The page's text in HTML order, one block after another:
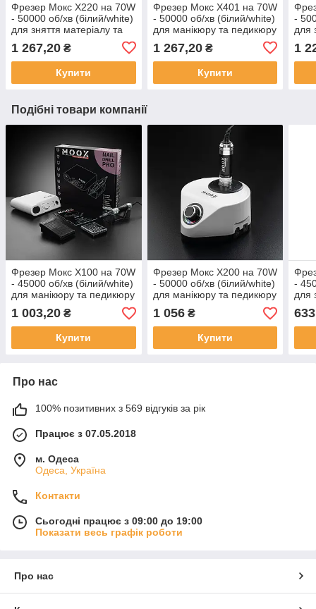
Фрезер Мокс X220 на 70W
- 50000 об/хв (білий/white)
для зняття матеріалу та
1 267,20 ₴
Купити
Фрезер Мокс X401 на 70W
- 50000 об/хв (білий/white)
для манікюру та педикюру
1 267,20₴
Купити
-
для
1
Подібні товари компанії
Фрезер Мокс X100 на 70W
- 45000 об/хв (білий/white)
для манікюру та педикюру
1 003,20 ₴
Купити
Фрезер Мокс X200 на 70W
- 50000 об/хв (білий/white)
для манікюру та педикюру
1 056₴
Купити
-
для
Про нас
100% позитивних з 569 відгуків за рік
Працює з 07.05.2018
м. Одеса
Одеса, Україна
Контакти
Сьогодні працює з 09:00 до 19:00
Показати весь графік роботи
Про нас